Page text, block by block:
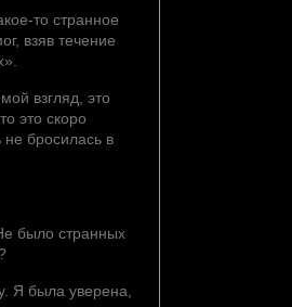
то странное
взяв течение
взгляд, это
это скоро
не бросилась в
было странных
Я была уверена,